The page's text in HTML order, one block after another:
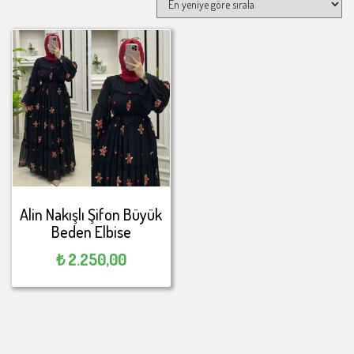
Alin Nakışlı Şifon Büyük
Beden Elbise
₺2.250,00